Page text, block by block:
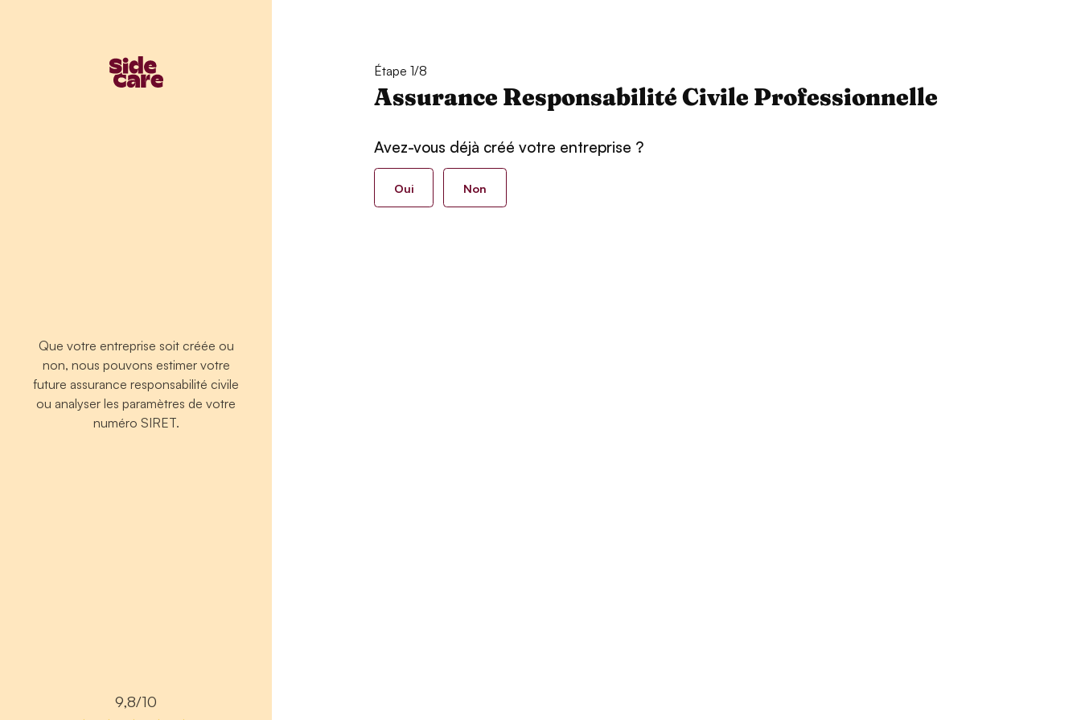
Que votre entreprise soit créée ou
non, nous pouvons estimer votre
future assurance responsabilité civile
ou analyser les paramètres de votre
numéro SIRET.
9,8/10
Étape 1/8
Assurance Responsabilité Civile Professionnelle
Avez-vous déjà créé votre entreprise ?
Oui Non